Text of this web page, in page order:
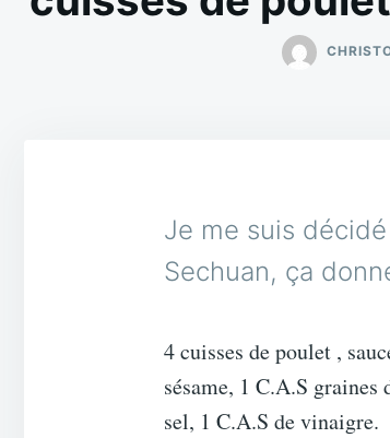
Je me suis
Sechuan, ça
4 cuisses de poulet ,
sésame, 1 C.A.S
sel, 1 C.A.S de vinaigre.